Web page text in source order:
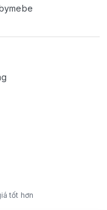
tốt hơn